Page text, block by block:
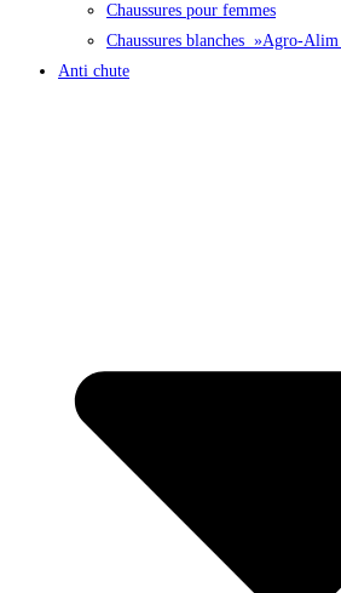
Chaussures pour femmes
Chaussures blanches »Agro-
Anti chute